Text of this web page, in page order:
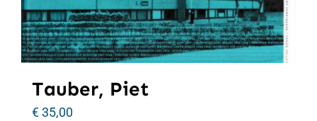
Tauber, Piet
€35,00